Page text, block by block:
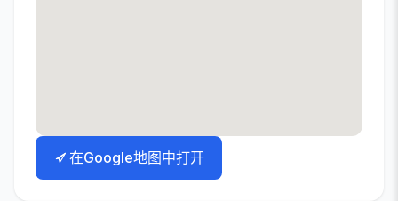
在Google地图中打开